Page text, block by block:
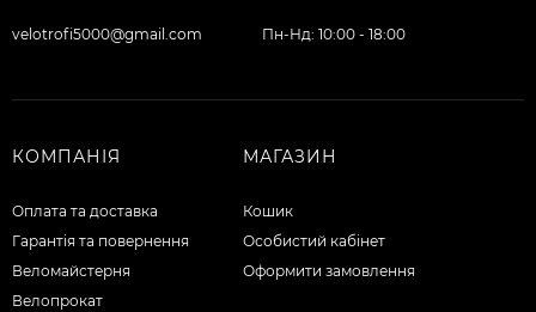
velotrofi5000@gmail.com Пн-Нд: 10:00 - 18:00
КОМПАНІЯ
Оплата та доставка
Гарантія та повернення
Веломайстерня
Велопрокат
МАГАЗИН
Кошик
Особистий кабінет
Оформити замовлення